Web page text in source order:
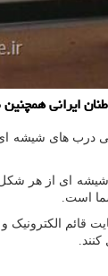
درب های
ای از هر
است.